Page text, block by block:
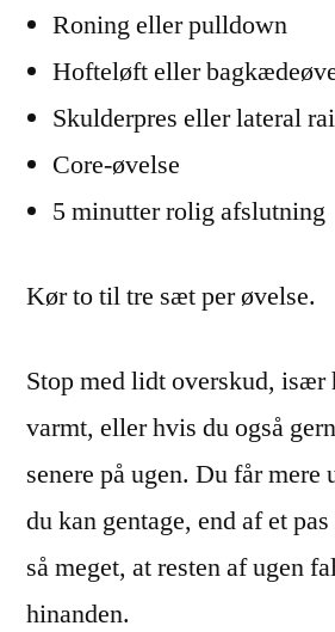
Roning eller pulldown
Hofteløft eller
Skulderpres eller lateral
Core-øvelse
5 minutter rolig afslutning
Kør to til tre sæt per øvelse.
Stop med lidt overskud, især
varmt, eller hvis du også
senere på ugen. Du får
du kan gentage, end af et
så meget, at resten af ugen
hinanden.